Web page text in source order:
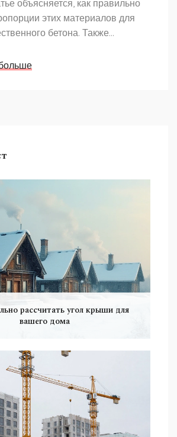
объясняется, как правильно
этих материалов для
бетона. Также
различных видов песка и
рассчитать угол крыши для
вашего дома